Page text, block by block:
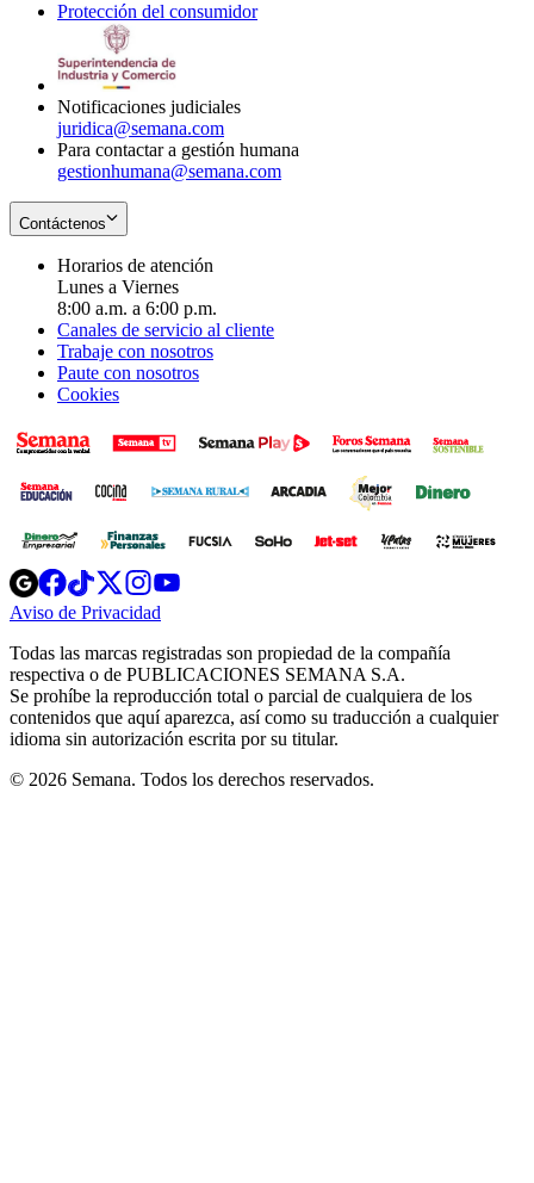
window
newin
Protección del consumidorOpens
Notificaciones judiciales
juridica@semana.com
Para contactar a gestión humana
gestionhumana@semana.com
Contáctenos
Horarios de atención
Lunes a Viernes
8:00 a.m. a 6:00 p.m.
Canales de servicio al cliente
Trabaje con nosotros
Paute con nosotros
Cookies
Opens
in
new
Opens
in
new
Opens
in
new
window
Opens
new
windowwindow
Aviso de Privacidad
new
window
Todas las marcas registradas son propiedad de la compañía
respectiva o de PUBLICACIONES SEMANA S.A.
Se prohíbe la reproducción total o parcial de cualquiera de los
contenidos que aquí aparezca, así como su traducción a cualquier
idioma sin autorización escrita por su titular.
© 2026 Semana. Todos los derechos reservados.